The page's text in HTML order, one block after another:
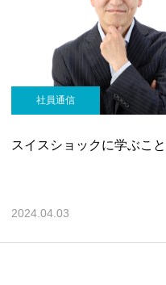
社員通信
スイスショックに学ぶこと
2024.04.03